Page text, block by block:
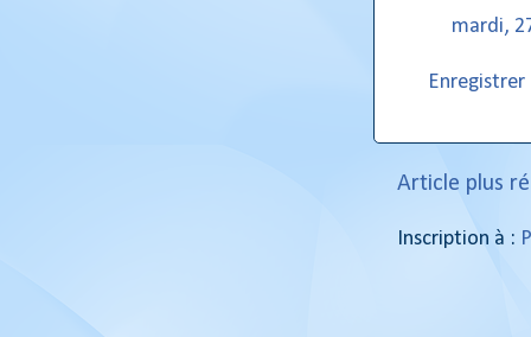
mardi,
Article plus
Inscription à :